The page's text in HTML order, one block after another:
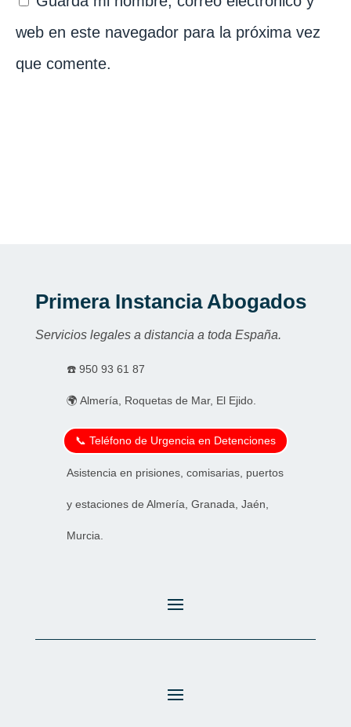
web en este navegador para la próxima vez
que comente.
Primera Instancia Abogados
Servicios legales a distancia a toda España.
☎️ 950 93 61 87
🌍 Almería, Roquetas de Mar, El Ejido.
📞 Teléfono de Urgencia en Detenciones
Asistencia en prisiones, comisarias, puertos
y estaciones de Almería, Granada, Jaén,
Murcia.